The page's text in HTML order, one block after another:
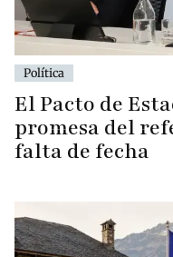
Política
El Pacto de
promesa del
falta de fecha